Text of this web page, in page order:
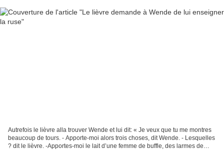
Autrefois le lièvre alla trouver Wende et lui dit: « Je veux que tu me montres
beaucoup de tours. - Apporte-moi alors trois choses, dit Wende. - Lesquelles
? dit le lièvre. -Apportes-moi le lait d’une femme de buffle, des larmes de